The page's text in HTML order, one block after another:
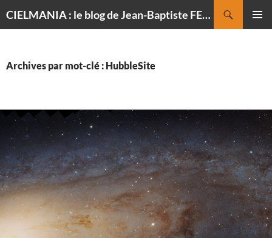
CIELMANIA : le blog de Jean-Baptiste FELDMANN, photographe du ciel
Archives par mot-clé : HubbleSite